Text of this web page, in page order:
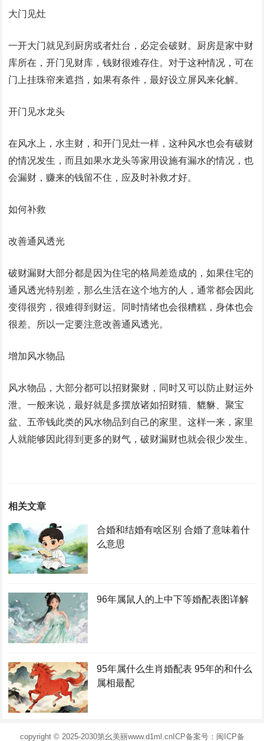
大门见灶
一开大门就见到厨房或者灶台，必定会破财。厨房是家中财
库所在，开门见财库，钱财很难存住。对于这种情况，可在
门上挂珠帘来遮挡，如果有条件，最好设立屏风来化解。
开门见水龙头
在风水上，水主财，和开门见灶一样，这种风水也会有破财
的情况发生，而且如果水龙头等家用设施有漏水的情况，也
会漏财，赚来的钱留不住，应及时补救才好。
如何补救
改善通风透光
破财漏财大部分都是因为住宅的格局差造成的，如果住宅的
通风透光特别差，那么生活在这个地方的人，通常都会因此
变得很穷，很难得到财运。同时情绪也会很糟糕，身体也会
很差。所以一定要注意改善通风透光。
增加风水物品
风水物品，大部分都可以招财聚财，同时又可以防止财运外
泄。一般来说，最好就是多摆放诸如招财猫、貔貅、聚宝
盆、五帝钱此类的风水物品到自己的家里。这样一来，家里
人就能够因此得到更多的财气，破财漏财也就会很少发生。
相关文章
合婚和结婚有啥区别 合婚了意味着什
么意思
96年属鼠人的上中下等婚配表图详解
95年属什么生肖婚配表 95年的和什么
属相最配
copyright © 2025-2030第幺美丽www.d1ml.cnICP备案号：闽ICP备